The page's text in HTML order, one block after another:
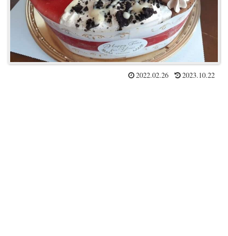
2022.02.26 2023.10.22